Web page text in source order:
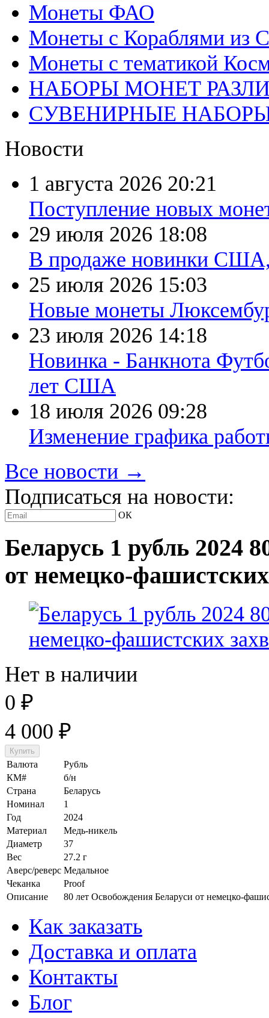
Монеты ФАО
Монеты с Кораблями из
Монеты с тематикой
НАБОРЫ МОНЕТ
СУВЕНИРНЫЕ
Новости
1 августа 2026 20:21
Поступление новых
29 июля 2026 18:08
В продаже новинки
25 июля 2026 15:03
Новые монеты
23 июля 2026 14:18
Новинка - Банкнота
лет США
18 июля 2026 09:28
Изменение графика
Все новости →
Подписаться на новости:
ОК
Беларусь 1 рубль 2024
от немецко-
Нет в наличии
0 ₽
4 000 ₽
Валюта
Рубль
КМ#
б/н
Страна
Беларусь
Номинал
1
Год
2024
Материал
Медь-никель
Диаметр
37
Вес
27.2 г
Аверс/реверс Медальное
Чеканка
Proof
Описание
80 лет Освобождения Беларуси от немецко-
Как заказать
Доставка и оплата
Контакты
Блог